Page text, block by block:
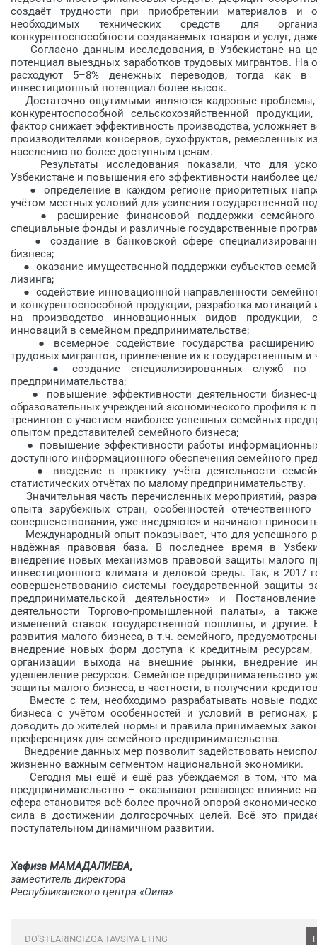
создаёт трудности при приобретении материалов и
необходимых технических средств для
конкурентоспособности создаваемых товаров и услуг,
Согласно данным исследования, в Узбекистане на
потенциал выездных заработков трудовых мигрантов. На
расходуют 5–8% денежных переводов, тогда как
инвестиционный потенциал более высок.
Достаточно ощутимыми являются кадровые проблемы,
конкурентоспособной сельс­ко­хозяйственной
фактор снижает эффективность производства,
производителями консервов, сухофруктов, ремесленных
населению по более доступным ценам.
Результаты исследования показали, что для
Узбекистане и повышения его эффективности наиболее
● определение в каждом регио­не приоритетных
учётом местных условий для усиления государственной
● расширение финансовой поддержки семейного
специальные фонды и различные государственные
● создание в банковской сфере
бизнеса;
● оказание имущественной поддержки субъектов
лизинга;
● содействие инновационной направленности
и конкурентоспособной продукции, разработка
на производство инновационных видов продукции,
инноваций в семейном предпринимательстве;
● всемерное содействие государства расширению
трудовых мигрантов, привлечение их к государственным
● создание специализированных служб по
предпринимательства;
● повышение эффективности деятельности бизнес-
образовательных учреждений экономического профиля к
тренингов с участием наиболее успешных семейных
опытом представителей семейного бизнеса;
● повышение эффективности работы информационных
доступного информационного обеспечения семейного
● введение в практику учёта деятельности
статистических отчётах по малому предпринимательству.
Значительная часть перечисленных мероприятий,
опыта зарубежных стран, особенностей
совершенствования, уже внед­ряются и начинают
Международный опыт показывает, что для успешного
надёжная правовая база. В последнее время в
внедрение новых механизмов правовой защиты малого
инвестиционного климата и деловой среды. Так, в 2017
совершенствованию системы государственной защиты
предпринимательской деятельности» и
деятельности Торгово-промышленной палаты», а
изменений ста­вок государственной пошлины, и
развития малого бизнеса, в т.ч. семейного,
внедрение новых форм доступа к кредитным
организации выхода на внешние рынки, внед­рение
удешевление ресурсов. Семейное предпринимательство
защиты малого бизнеса, в частности, в получении
Вместе с тем, необходимо разрабатывать новые
бизнеса с учётом особенностей и условий в регионах,
доводить до жителей нормы и правила принимаемых
преференциях для семейного предпринимательства.
Внедрение данных мер позволит задействовать
жизненно важным сегментом национальной экономики.
Сегодня мы ещё и ещё раз убеж­даемся в том, что
предпринимательство – оказывают решающее влияние
сфера становится всё более прочной опорой
сила в достижении долгосрочных целей. Всё это
поступательном динамичном развитии.
Хафиза МАМАДАЛИЕВА,
заместитель директора
Республиканского центра «Оила»
DO'STLARINGIZGA TAVSIYA ETING